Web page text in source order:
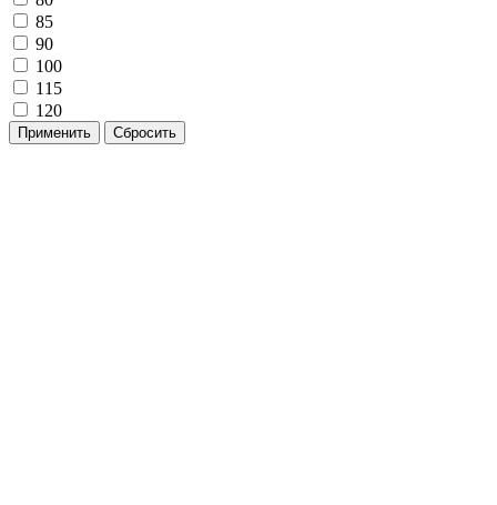
85
90
100
115
120
Применить Сбросить